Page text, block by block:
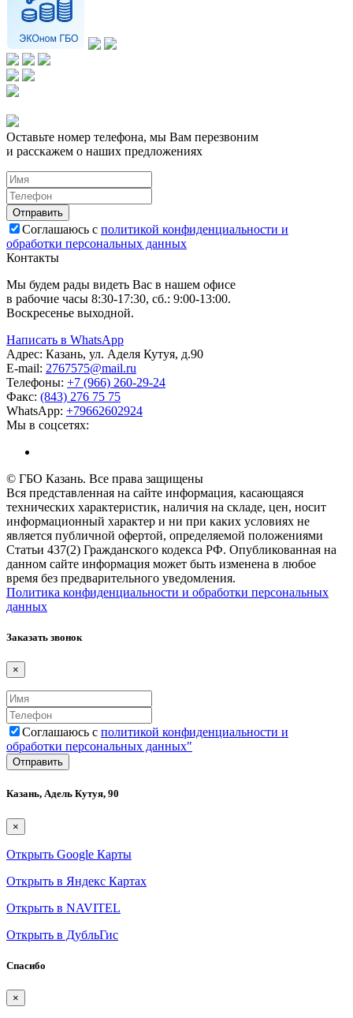
Оставьте номер телефона, мы Вам перезвоним
и расскажем о наших предложениях
Соглашаюсь с политикой конфиденциальности и
обработки персональных данных
Контакты
Мы будем рады видеть Вас в нашем офисе
в рабочие часы 8:30-17:30, сб.: 9:00-13:00.
Воскресенье выходной.
Написать в WhatsApp
Адрес: Казань, ул. Аделя Кутуя, д.90
E-mail: 2767575@mail.ru
Телефоны: +7 (966) 260-29-24
Факс: (843) 276 75 75
WhatsApp: +79662602924
Мы в соцсетях:
© ГБО Казань. Все права защищены
Вся представленная на сайте информация, касающаяся
технических характеристик, наличия на складе, цен, носит
информационный характер и ни при каких условиях не
является публичной офертой, определяемой положениями
Статьи 437(2) Гражданского кодекса РФ. Опубликованная на
данном сайте информация может быть изменена в любое
время без предварительного уведомления.
Политика конфиденциальности и обработки персональных
данных
Заказать звонок
×
Соглашаюсь с политикой конфиденциальности и
обработки персональных данных"
Казань, Адель Кутуя, 90
×
Открыть Google Карты
Открыть в Яндекс Картах
Открыть в NAVITEL
Открыть в ДубльГис
Спасибо
×